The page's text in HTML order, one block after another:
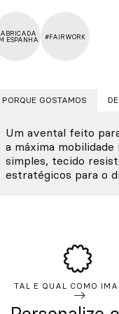
ESPANHA
#FAIRWORK
PORQUE GOSTAMOS
Um avental feito
a máxima
simples, tecido
estratégicos para o
TAL E QUAL COMO